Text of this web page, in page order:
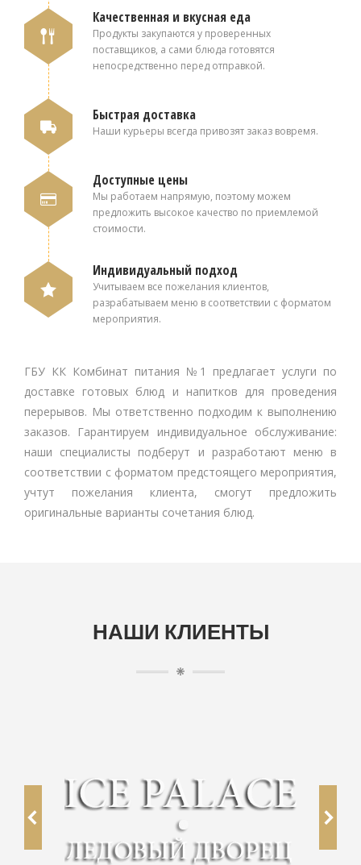
Качественная и вкусная еда
Продукты закупаются у проверенных
поставщиков, а сами блюда готовятся
непосредственно перед отправкой.
Быстрая доставка
Наши курьеры всегда привозят заказ вовремя.
Доступные цены
Мы работаем напрямую, поэтому можем
предложить высокое качество по приемлемой
стоимости.
Индивидуальный подход
Учитываем все пожелания клиентов,
разрабатываем меню в соответствии с форматом
мероприятия.
ГБУ КК Комбинат питания №1 предлагает услуги по
доставке готовых блюд и напитков для проведения
перерывов. Мы ответственно подходим к выполнению
заказов. Гарантируем индивидуальное обслуживание:
наши специалисты подберут и разработают меню в
соответствии с форматом предстоящего мероприятия,
учтут пожелания клиента, смогут предложить
оригинальные варианты сочетания блюд.
НАШИ КЛИЕНТЫ